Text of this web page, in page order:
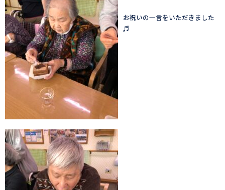
お祝いの一言をいただきました
♬